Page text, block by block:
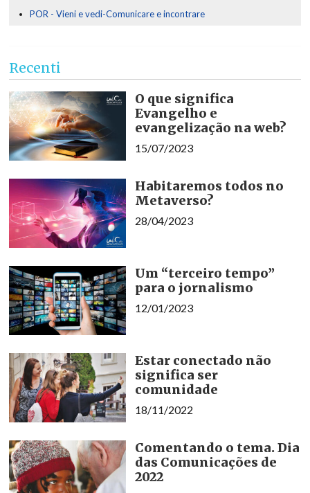
POR - Vieni e vedi-Comunicare e incontrare
Recenti
O que significa
Evangelho e
evangelização na web?
15/07/2023
Habitaremos todos no
Metaverso?
28/04/2023
Um “terceiro tempo”
para o jornalismo
12/01/2023
Estar conectado não
significa ser
comunidade
18/11/2022
Comentando o tema. Dia
das Comunicações de
2022